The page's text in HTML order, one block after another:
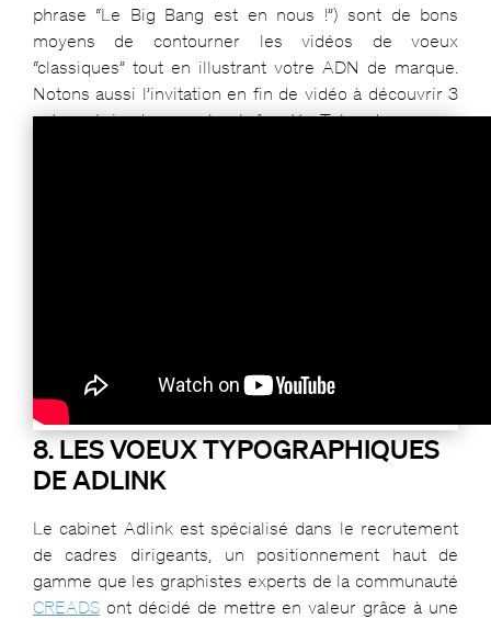
phrase “Le Big Bang est en nous !”) sont de bons
moyens de contourner les vidéos de voeux
“classiques” tout en illustrant votre ADN de marque.
Notons aussi l’invitation en fin de vidéo à découvrir 3
autres épisodes sur la chaîne YouTube du groupe,
Voeux en motion design de l’Observatoire de Paris
8. LES VOEUX TYPOGRAPHIQUES
DE ADLINK
Le cabinet Adlink est spécialisé dans le recrutement
de cadres dirigeants, un positionnement haut de
gamme que les graphistes experts de la communauté
CREADSont décidé de mettre en valeur grâce à une